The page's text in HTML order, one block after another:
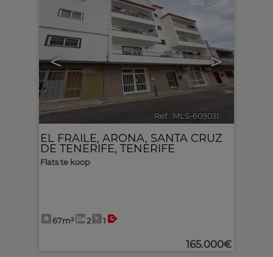
< >
Ref.. MLS-609031
EL FRAILE, ARONA, SANTA CRUZ
DE TENERIFE, TENERIFE
Flats te koop
67m² 2 1
165.000€